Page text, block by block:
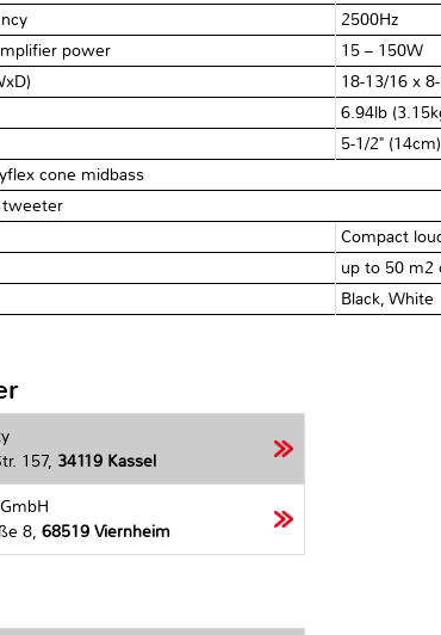
2500Hz
power
15 – 150W
18-13/16 x
6.94lb
5-1/2"
cone midbass
tweeter
Compact
up to 50 m2
Black, White
157, 34119 Kassel
8, 68519 Viernheim